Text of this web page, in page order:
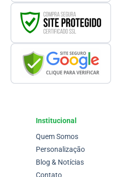
Institucional
Quem Somos
Personalização
Blog & Notícias